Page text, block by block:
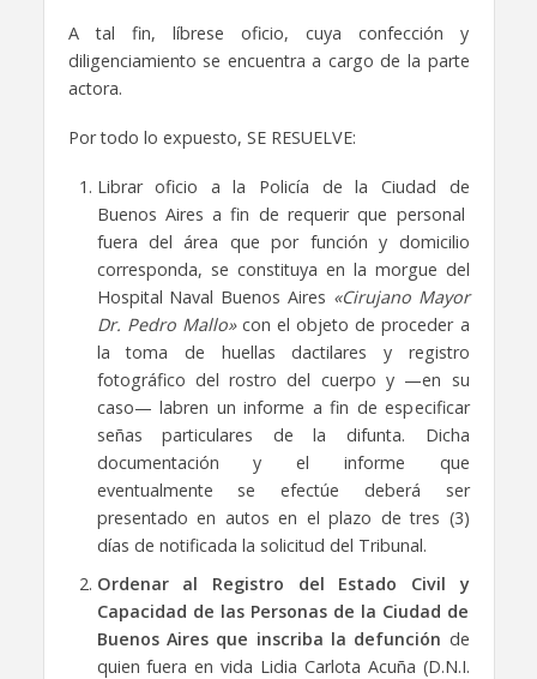
A tal fin, líbrese oficio, cuya confección y
diligenciamiento se encuentra a cargo de la parte
actora.
Por todo lo expuesto, SE RESUELVE:
Librar oficio a la Policía de la Ciudad de
Buenos Aires a fin de requerir que personal
fuera del área que por función y domicilio
corresponda, se constituya en la morgue del
Hospital Naval Buenos Aires «Cirujano Mayor
Dr. Pedro Mallo» con el objeto de proceder a
la toma de huellas dactilares y registro
fotográfico del rostro del cuerpo y —en su
caso— labren un informe a fin de especificar
señas particulares de la difunta. Dicha
documentación y el informe que
eventualmente se efectúe deberá ser
presentado en autos en el plazo de tres (3)
días de notificada la solicitud del Tribunal.
Ordenar al Registro del Estado Civil y
Capacidad de las Personas de la Ciudad de
Buenos Aires que inscriba la defunción de
quien fuera en vida Lidia Carlota Acuña (D.N.I.